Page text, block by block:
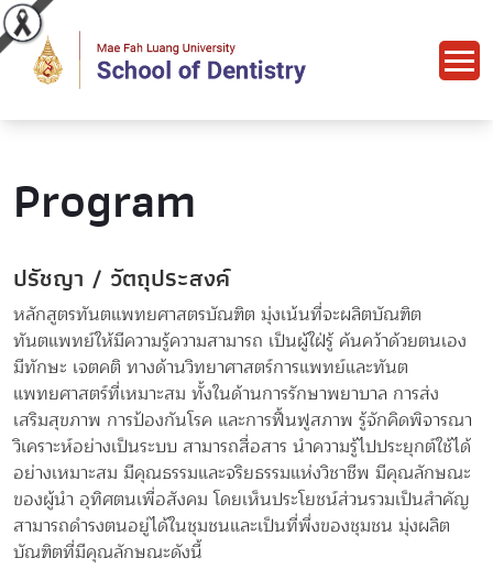
Program
ปรัชญา / วัตถุประสงค์
หลักสูตรทันตแพทยศาสตรบัณฑิต มุ่งเน้นที่จะผลิตบัณฑิต
ทันตแพทย์ให้มีความรู้ความสามารถ เป็นผู้ใฝ่รู้ ค้นคว้าด้วยตนเอง
มีทักษะ เจตคติ ทางด้านวิทยาศาสตร์การแพทย์และทันต
แพทยศาสตร์ที่เหมาะสม ทั้งในด้านการรักษาพยาบาล การส่ง
เสริมสุขภาพ การป้องกันโรค และการฟื้นฟูสภาพ รู้จักคิดพิจารณา
วิเคราะห์อย่างเป็นระบบ สามารถสื่อสาร นำความรู้ไปประยุกต์ใช้ได้
อย่างเหมาะสม มีคุณธรรมและจริยธรรมแห่งวิชาชีพ มีคุณลักษณะ
ของผู้นำ อุทิศตนเพื่อสังคม โดยเห็นประโยชน์ส่วนรวมเป็นสำคัญ
สามารถดำรงตนอยู่ได้ในชุมชนและเป็นที่พึ่งของชุมชน มุ่งผลิต
บัณฑิตที่มีคุณลักษณะดังนี้